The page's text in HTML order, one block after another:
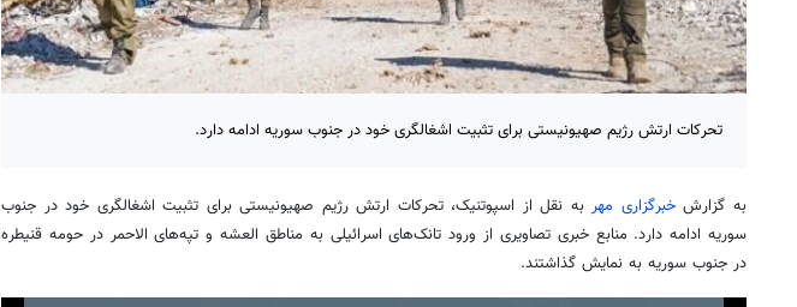
تحرکات ارتش رژیم صهیونیستی برای تثبیت اشغالگری خود در جنوب سوریه ادامه دارد.
به گزارشخبرگزاری مهربه نقل از اسپوتنیک، تحرکات ارتش رژیم صهیونیستی برای تثبیت اشغالگری خود در جنوب
سوریه ادامه دارد. منابع خبری تصاویری از ورود تانک‌های اسرائیلی به مناطق العشهو تپه‌های الاحمر در حومه قنیطره
در جنوب سوریه به نمایش گذاشتند.